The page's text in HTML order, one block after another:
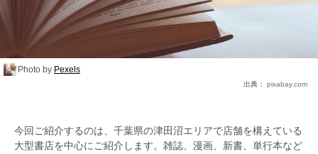
Photo by Pexels
出典： pixabay.com
今回ご紹介するのは、千葉県の津田沼エリアで店舗を構えている
大型書店を中心にご紹介します。雑誌、漫画、新書、単行本など